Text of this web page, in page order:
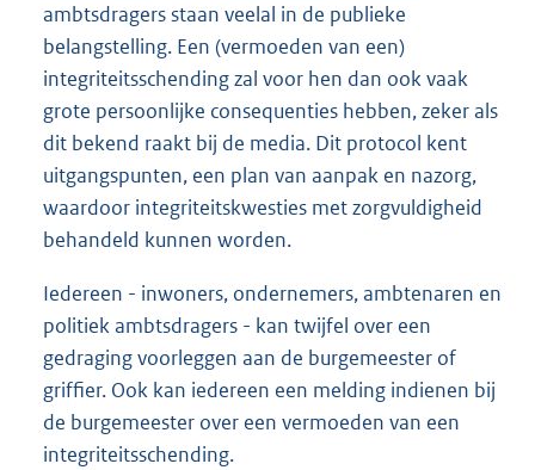
ambtsdragers staan veelal in de publieke
belangstelling. Een (vermoeden van een)
integriteitsschending zal voor hen dan ook vaak
grote persoonlijke consequenties hebben, zeker als
dit bekend raakt bij de media. Dit protocol kent
uitgangspunten, een plan van aanpak en nazorg,
waardoor integriteitskwesties met zorgvuldigheid
behandeld kunnen worden.
Iedereen - inwoners, ondernemers, ambtenaren en
politiek ambtsdragers - kan twijfel over een
gedraging voorleggen aan de burgemeester of
griffier. Ook kan iedereen een melding indienen bij
de burgemeester over een vermoeden van een
integriteitsschending.